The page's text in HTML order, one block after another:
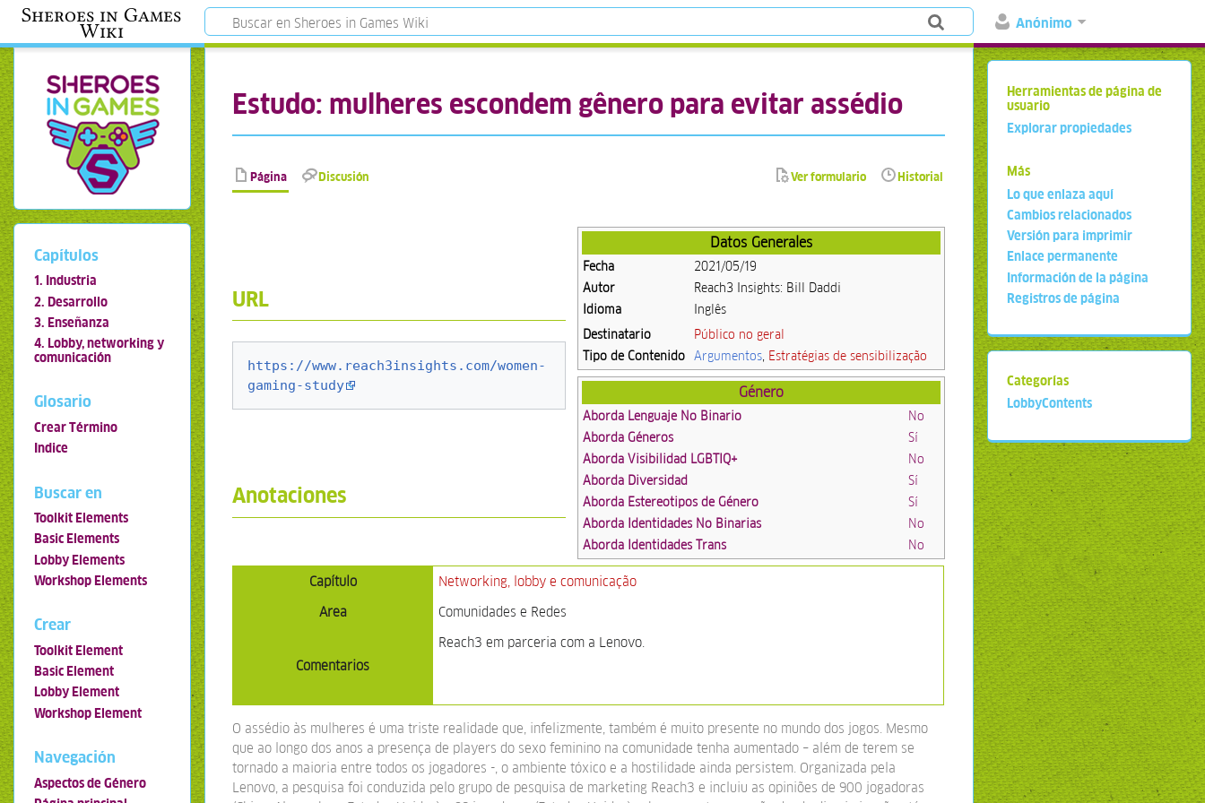
Anónimo
Sheroes in Games
Wiki
Estudo: mulheres escondem gênero para evitar assédio
Página Discusión Ver formulario Historial
Datos Generales
Fecha
2021/05/19
Autor
Reach3 Insights: Bill Daddi
Idioma
Inglês
Destinatario
Público no geral
Tipo de Contenido Argumentos, Estratégias de sensibilização
Género
Aborda Lenguaje No Binario
No
Aborda Géneros
Sí
Aborda Visibilidad LGBTIQ+
No
Aborda Diversidad
Sí
Aborda Estereotipos de Género
Sí
Aborda Identidades No Binarias
No
Aborda Identidades Trans
No
URL
https://www.reach3insights.com/women-
gaming-study
Anotaciones
Capítulo
Networking, lobby e comunicação
Area
Comunidades e Redes
Comentarios
Reach3 em parceria com a Lenovo.
O assédio às mulheres é uma triste realidade que, infelizmente, também é muito presente no mundo dos jogos. Mesmo
que ao longo dos anos a presença de players do sexo feminino na comunidade tenha aumentado – além de terem se
tornado a maioria entre todos os jogadores -, o ambiente tóxico e a hostilidade ainda persistem. Organizada pela
Lenovo, a pesquisa foi conduzida pelo grupo de pesquisa de marketing Reach3 e incluiu as opiniões de 900 jogadoras
Capítulos
1. Industria
2. Desarrollo
3. Enseñanza
4. Lobby, networking y
comunicación
Glosario
Crear Término
Indice
Buscar en
Toolkit Elements
Basic Elements
Lobby Elements
Workshop Elements
Crear
Toolkit Element
Basic Element
Lobby Element
Workshop Element
Navegación
Aspectos de Género
Herramientas de página de
usuario
Explorar propiedades
Más
Lo que enlaza aquí
Cambios relacionados
Versión para imprimir
Enlace permanente
Información de la página
Registros de página
Categorías
LobbyContents